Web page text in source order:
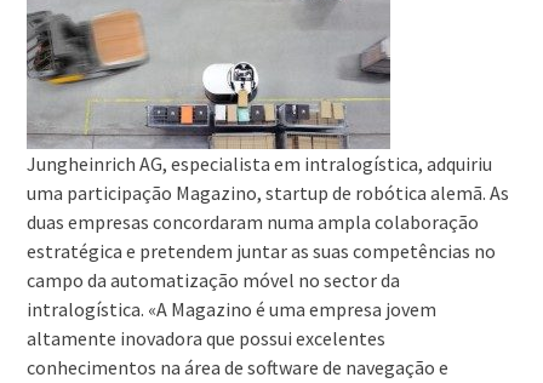
Jungheinrich AG, especialista em intralogística, adquiriu
uma participação Magazino, startup de robótica alemã. As
duas empresas concordaram numa ampla colaboração
estratégica e pretendem juntar as suas competências no
campo da automatização móvel no sector da
intralogística. «A Magazino é uma empresa jovem
altamente inovadora que possui excelentes
conhecimentos na área de software de navegação e